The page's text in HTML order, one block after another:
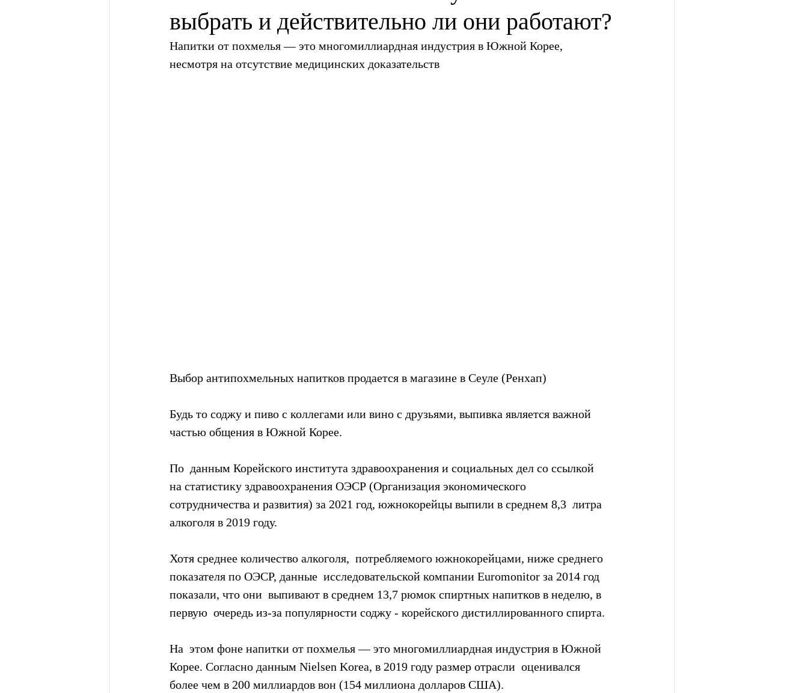
выбрать и действительно ли они работают?
Напитки от похмелья — это многомиллиардная индустрия в Южной Корее,
несмотря на отсутствие медицинских доказательств
Выбор антипохмельных напитков продается в магазине в Сеуле (Ренхап)
Будь то соджу и пиво с коллегами или вино с друзьями, выпивка является важной
частью общения в Южной Корее.
По  данным Корейского института здравоохранения и социальных дел со ссылкой
на статистику здравоохранения ОЭСР (Организация экономического
сотрудничества и развития) за 2021 год, южнокорейцы выпили в среднем 8,3  литра
алкоголя в 2019 году.
Хотя среднее количество алкоголя,  потребляемого южнокорейцами, ниже среднего
показателя по ОЭСР, данные  исследовательской компании Euromonitor за 2014 год
показали, что они  выпивают в среднем 13,7 рюмок спиртных напитков в неделю, в
первую  очередь из-за популярности соджу - корейского дистиллированного спирта.
На  этом фоне напитки от похмелья — это многомиллиардная индустрия в Южной
Корее. Согласно данным Nielsen Korea, в 2019 году размер отрасли  оценивался
более чем в 200 миллиардов вон (154 миллиона долларов США).